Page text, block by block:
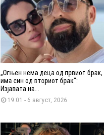
„Огњен нема деца од првиот брак,
има син од вториот брак“:
Изјавата на...
19:01 - 6 август, 2026